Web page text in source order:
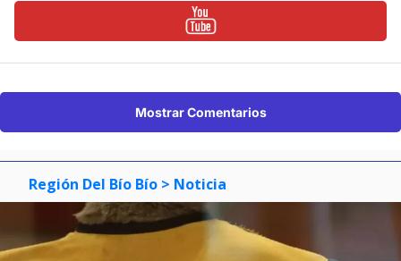
Mostrar Comentarios
Región Del Bío Bío > Noticia